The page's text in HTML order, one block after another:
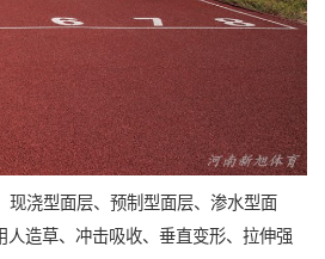
现浇型面层、预制型面层、渗水型面
人造草、冲击吸收、垂直变形、拉伸强